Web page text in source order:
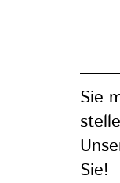
Sie
Sie!